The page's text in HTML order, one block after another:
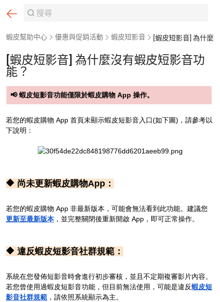
蝦皮幫助中心 優惠與促銷活動 蝦皮短影音
[蝦皮短影音] 為什麼沒有蝦皮短影音功
能？
📢 蝦皮短影音功能僅限於蝦皮購物 App 操作。
若您的蝦皮購物 App 首頁未顯示蝦皮短影音入口(如下圖)，請參考以
下說明：
🔶 尚未更新蝦皮購物App：
若您的蝦皮購物 App 非最新版本，可能會無法看到此功能。建議您
更新至最新版本 ，並完整關閉後重新開啟 App，即可正常操作。
🔶 違反蝦皮短影音社群規範：
系統在您發佈短影音時會進行初步審核，並且不定期複審影片內容。
若您曾使用過蝦皮短影音功能，但目前無法使用，可能是違反蝦皮短
影音社群規範 ，請依照系統顯示為主。